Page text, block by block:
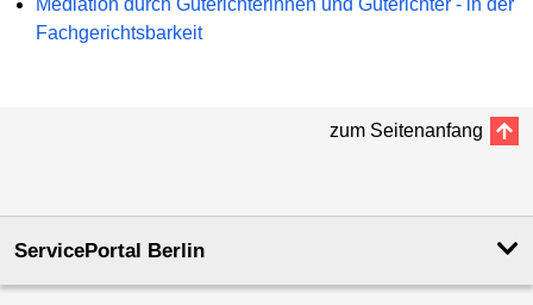
Fachgerichtsbarkeit
zum Seitenanfang
ServicePortal Berlin